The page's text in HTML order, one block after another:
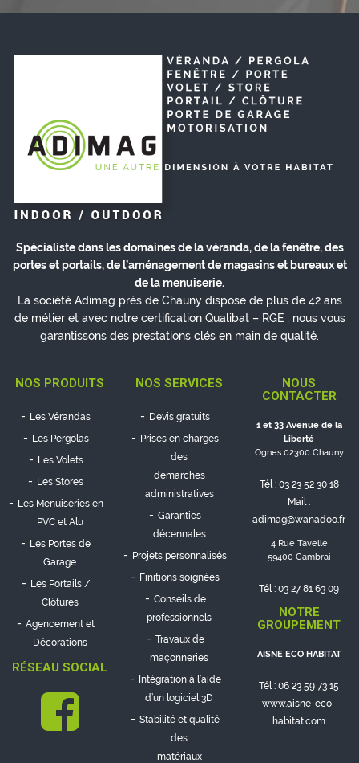
Spécialiste dans les domaines de la véranda, de la fenêtre, des
portes et portails, de l’aménagement de magasins et bureaux et
de la menuiserie.
La société Adimag près de Chauny dispose de plus de 42 ans
de métier et avec notre certification Qualibat – RGE ; nous vous
garantissons des prestations clés en main de qualité.
NOS PRODUITS
Les Vérandas
Les Pergolas
Les Volets
Les Stores
Les Menuiseries en
PVC et Alu
Les Portes de
Garage
Les Portails /
Clôtures
Agencement et
Décorations
RÉSEAU SOCIAL
NOS SERVICES
Devis gratuits
Prises en charges
des
démarches
administratives
Garanties
décennales
Projets personnalisés
Finitions soignées
Conseils de
professionnels
Travaux de
maçonneries
Intégration à l’aide
d’un logiciel 3D
Stabilité et qualité
des
matériaux
NOUS
CONTACTER
1 et 33 Avenue de la
Liberté
Ognes 02300 Chauny
Tél : 03 23 52 30 18
Mail :
adimag@wanadoo.fr
4 Rue Tavelle
59400 Cambrai
Tél :03 27 81 63 09
NOTRE
GROUPEMENT
AISNE ECO HABITAT
Tél :06 23 59 73 15
www.aisne-eco-
habitat.com